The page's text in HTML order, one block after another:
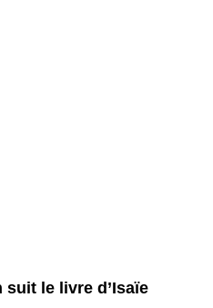
suit le livre d’Isaïe